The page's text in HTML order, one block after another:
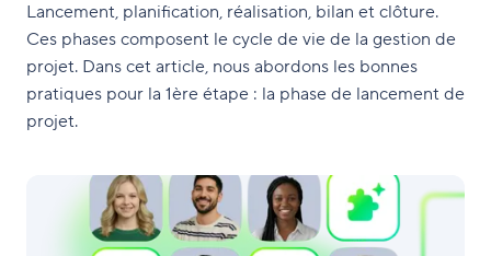
Lancement, planification, réalisation, bilan et clôture.
Ces phases composent le cycle de vie de la gestion de
projet. Dans cet article, nous abordons les bonnes
pratiques pour la 1ère étape : la phase de lancement de
projet.